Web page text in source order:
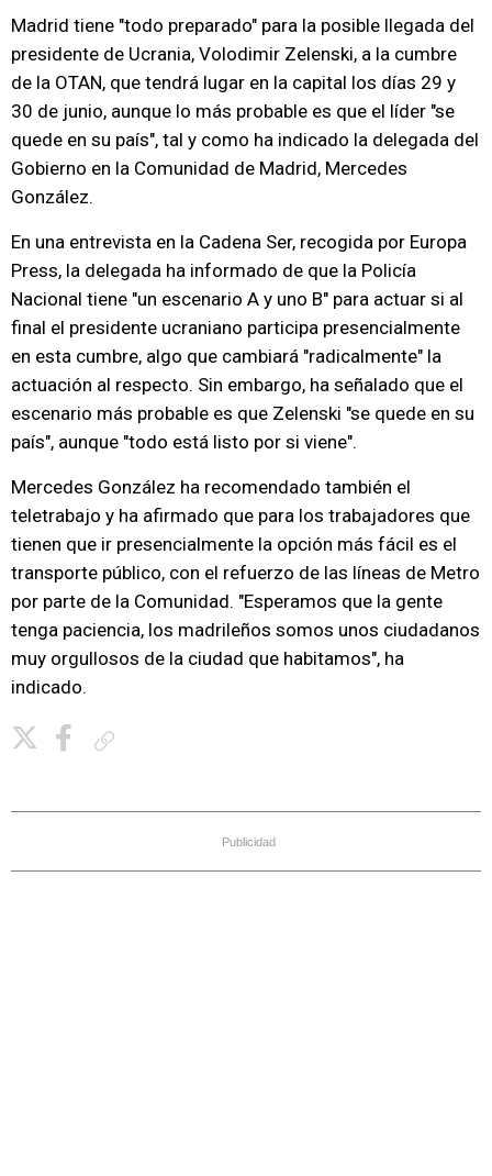
Madrid tiene "todo preparado" para la posible llegada del
presidente de Ucrania, Volodimir Zelenski, a la cumbre
de la OTAN, que tendrá lugar en la capital los días 29 y
30 de junio, aunque lo más probable es que el líder "se
quede en su país", tal y como ha indicado la delegada del
Gobierno en la Comunidad de Madrid, Mercedes
González.
En una entrevista en la Cadena Ser, recogida por Europa
Press, la delegada ha informado de que la Policía
Nacional tiene "un escenario A y uno B" para actuar si al
final el presidente ucraniano participa presencialmente
en esta cumbre, algo que cambiará "radicalmente" la
actuación al respecto. Sin embargo, ha señalado que el
escenario más probable es que Zelenski "se quede en su
país", aunque "todo está listo por si viene".
Mercedes González ha recomendado también el
teletrabajo y ha afirmado que para los trabajadores que
tienen que ir presencialmente la opción más fácil es el
transporte público, con el refuerzo de las líneas de Metro
por parte de la Comunidad. "Esperamos que la gente
tenga paciencia, los madrileños somos unos ciudadanos
muy orgullosos de la ciudad que habitamos", ha
indicado.
Publicidad